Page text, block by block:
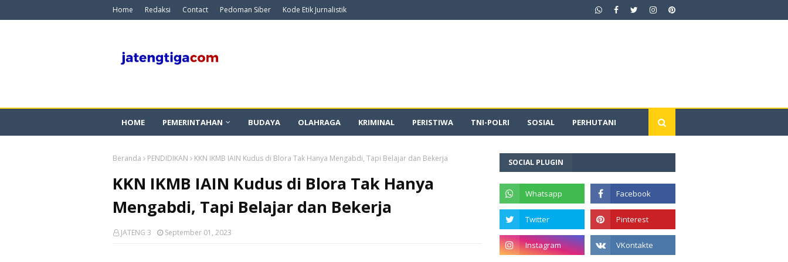
Home Redaksi Contact Pedoman Siber Kode Etik Jurnalistik
HOME PEMERINTAHAN BUDAYA OLAHRAGA KRIMINAL PERISTIWA TNI-POLRI SOSIAL PERHUTANI
Beranda PENDIDIKAN KKN IKMB IAIN Kudus di Blora Tak Hanya Mengabdi, Tapi Belajar dan Bekerja
KKN IKMB IAIN Kudus di Blora Tak Hanya
Mengabdi, Tapi Belajar dan Bekerja
JATENG 3 September 01, 2023
SOCIAL PLUGIN